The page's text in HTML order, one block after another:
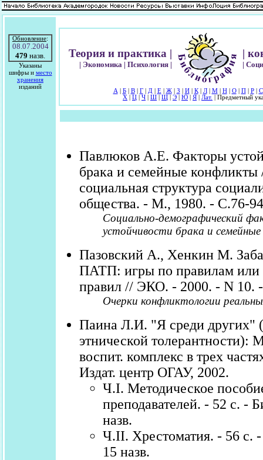
Обновление:
08.07.2004
479 назв.
Указаны
шифры и место
хранения
изданий
Теория и практика |
| Экономика | Психология |
|
|
А Б| В| Г| Д Е| Ж| З И| К| Л| М| Н| О| П| Р| С
Х
Ц Ч Ш Щ Э Ю Я Лат. | Предметный
Павлюков А.Е. Факторы
брака и семейные
социальная структура
общества. - М., 1980. - С.76-
Социально-демографический
устойчивости брака и
Пазовский А., Хенкин М.
ПАТП: игры по правилам или
правил // ЭКО. - 2000. - N 10.
Очерки конфликтологии
Паина Л.И. "Я среди других"
этнической толерантности):
воспит. комплекс в трех
Издат. центр ОГАУ, 2002.
Ч.I. Методическое
преподавателей. - 52 с. -
назв.
Ч.II. Хрестоматия. - 56 с.
15 назв.